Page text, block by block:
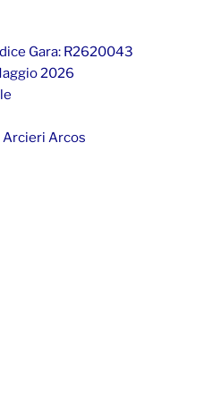
Gara: R2620043
2026
Arcieri Arcos